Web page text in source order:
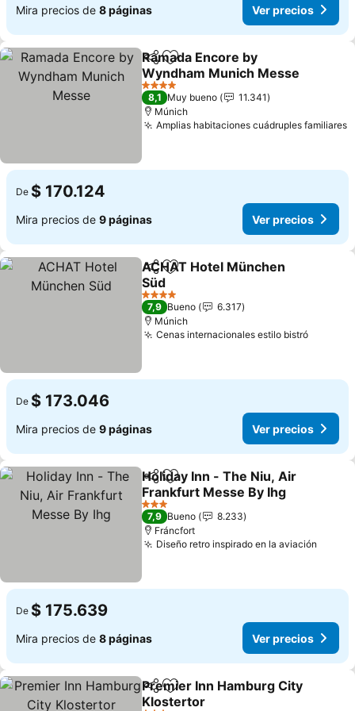
Mira precios de 8 páginas Ver precios
CompartirAgregar a favoritos
Ramada Encore by
Wyndham Munich Messe
4 Estrellas
8,1 Muy bueno
11.341
Múnich
Amplias habitaciones cuádruples familiares
De $ 170.124
Mira precios de 9 páginas Ver precios
CompartirAgregar a favoritos
ACHAT Hotel München
Süd
4 Estrellas
7,9 Bueno
6.317
Múnich
Cenas internacionales estilo bistró
De $ 173.046
Mira precios de 9 páginas Ver precios
CompartirAgregar a favoritos
Holiday Inn - The Niu, Air
Frankfurt Messe By Ihg
3 Estrellas
7,9 Bueno
8.233
Fráncfort
Diseño retro inspirado en la aviación
De $ 175.639
Mira precios de 8 páginas Ver precios
CompartirAgregar a favoritos
Premier Inn Hamburg City
Klostertor